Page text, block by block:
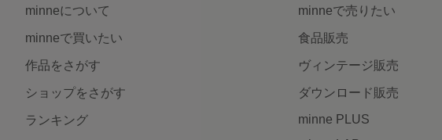
minneについて
minneで買いたい
作品をさがす
ショップをさがす
ランキング
minneで売りたい
食品販売
ヴィンテージ販売
ダウンロード販売
minne PLUS